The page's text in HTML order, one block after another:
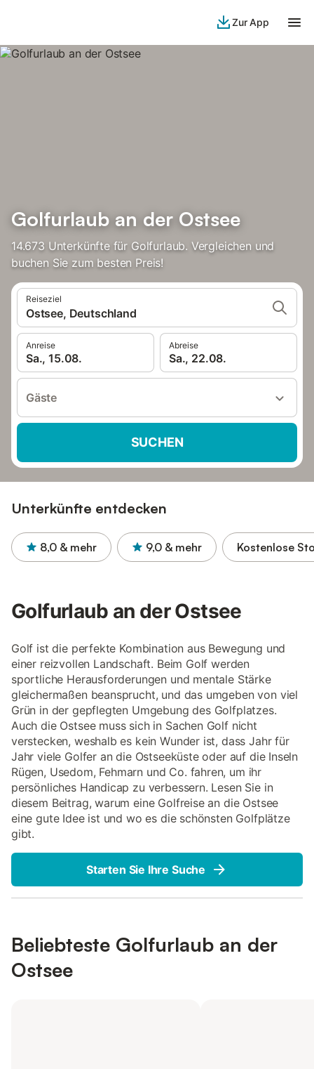
Zur App
Golfurlaub an der Ostsee
14.673 Unterkünfte für Golfurlaub. Vergleichen und
buchen Sie zum besten Preis!
Reiseziel
Ostsee, Deutschland
Anreise
Sa., 15.08.
Abreise
Sa., 22.08.
Gäste
SUCHEN
Unterkünfte entdecken
8,0 & mehr 9,0 & mehr Kostenlose
Golfurlaub an der Ostsee
Golf ist die perfekte Kombination aus Bewegung und
einer reizvollen Landschaft. Beim Golf werden
sportliche Herausforderungen und mentale Stärke
gleichermaßen beansprucht, und das umgeben von viel
Grün in der gepflegten Umgebung des Golfplatzes.
Auch die Ostsee muss sich in Sachen Golf nicht
verstecken, weshalb es kein Wunder ist, dass Jahr für
Jahr viele Golfer an die Ostseeküste oder auf die Inseln
Rügen, Usedom, Fehmarn und Co. fahren, um ihr
persönliches Handicap zu verbessern. Lesen Sie in
diesem Beitrag, warum eine Golfreise an die Ostsee
eine gute Idee ist und wo es die schönsten Golfplätze
gibt.
Starten Sie Ihre Suche
Beliebteste Golfurlaub an der
Ostsee